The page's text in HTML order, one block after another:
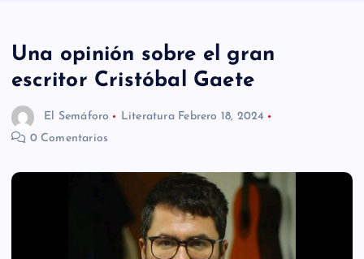
Una opinión sobre el gran
escritor Cristóbal Gaete
El Semáforo Literatura Febrero 18, 2024
0 Comentarios